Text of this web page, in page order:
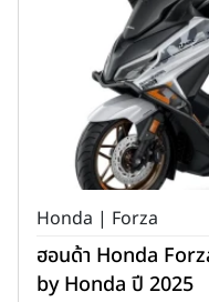
Honda | Forza
ฮอนด้า Honda
by Honda ปี 2025